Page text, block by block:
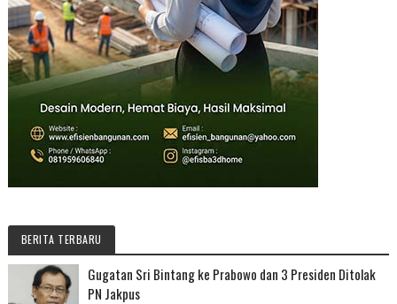
BERITA TERBARU
Gugatan Sri Bintang ke Prabowo dan 3 Presiden Ditolak
PN Jakpus